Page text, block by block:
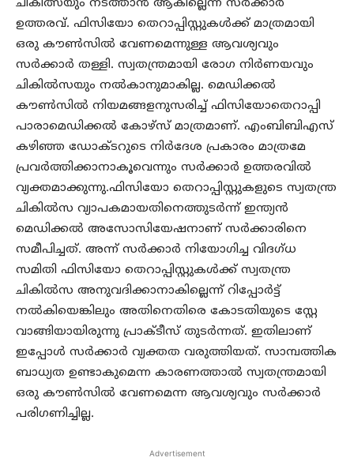
ചികിത്സയും നടത്താന്‍ ആകില്ലെന്ന് സര്‍ക്കാര്‍
ഉത്തരവ്. ഫിസിയോ തെറാപ്പിസ്റ്റുകള്‍ക്ക് മാത്രമായി
ഒരു കൗണ്‍സില്‍ വേണമെന്നുള്ള ആവശ്യവും
സര്‍ക്കാര്‍ തള്ളി. സ്വതന്ത്രമായി രോഗ നിര്‍ണയവും
ചികില്‍സയും നല്‍കാനുമാകില്ല. മെഡിക്കല്‍
കൗണ്‍സില്‍ നിയമങ്ങളനുസരിച്ച് ഫിസിയോതെറാപ്പി
പാരാമെഡിക്കല്‍ കോഴ്‌സ് മാത്രമാണ്. എംബിബിഎസ്
കഴിഞ്ഞ ഡോക്ടറുടെ നിര്‍ദേശ പ്രകാരം മാത്രമേ
പ്രവര്‍ത്തിക്കാനാകൂവെന്നും സര്‍ക്കാര്‍ ഉത്തരവില്‍
വ്യക്തമാക്കുന്നു.ഫിസിയോ തെറാപ്പിസ്റ്റുകളുടെ സ്വതന്ത്ര
ചികില്‍സ വ്യാപകമായതിനെത്തുടര്‍ന്ന് ഇന്ത്യന്‍
മെഡിക്കല്‍ അസോസിയേഷനാണ് സര്‍ക്കാരിനെ
സമീപിച്ചത്. അന്ന് സര്‍ക്കാര്‍ നിയോഗിച്ച വിദഗ്ധ
സമിതി ഫിസിയോ തെറാപ്പിസ്റ്റുകള്‍ക്ക് സ്വതന്ത്ര
ചികില്‍സ അനുവദിക്കാനാകില്ലെന്ന് റിപ്പോര്‍ട്ട്
നല്‍കിയെങ്കിലും അതിനെതിരെ കോടതിയുടെ സ്റ്റേ
വാങ്ങിയായിരുന്നു പ്രാക്ടീസ് തുടര്‍ന്നത്. ഇതിലാണ്
ഇപ്പോള്‍ സര്‍ക്കാര്‍ വ്യക്തത വരുത്തിയത്. സാമ്പത്തിക
ബാധ്യത ഉണ്ടാകുമെന്ന കാരണത്താല്‍ സ്വതന്ത്രമായി
ഒരു കൗണ്‍സില്‍ വേണമെന്ന ആവശ്യവും സര്‍ക്കാര്‍
പരിഗണിച്ചില്ല.
Advertisement